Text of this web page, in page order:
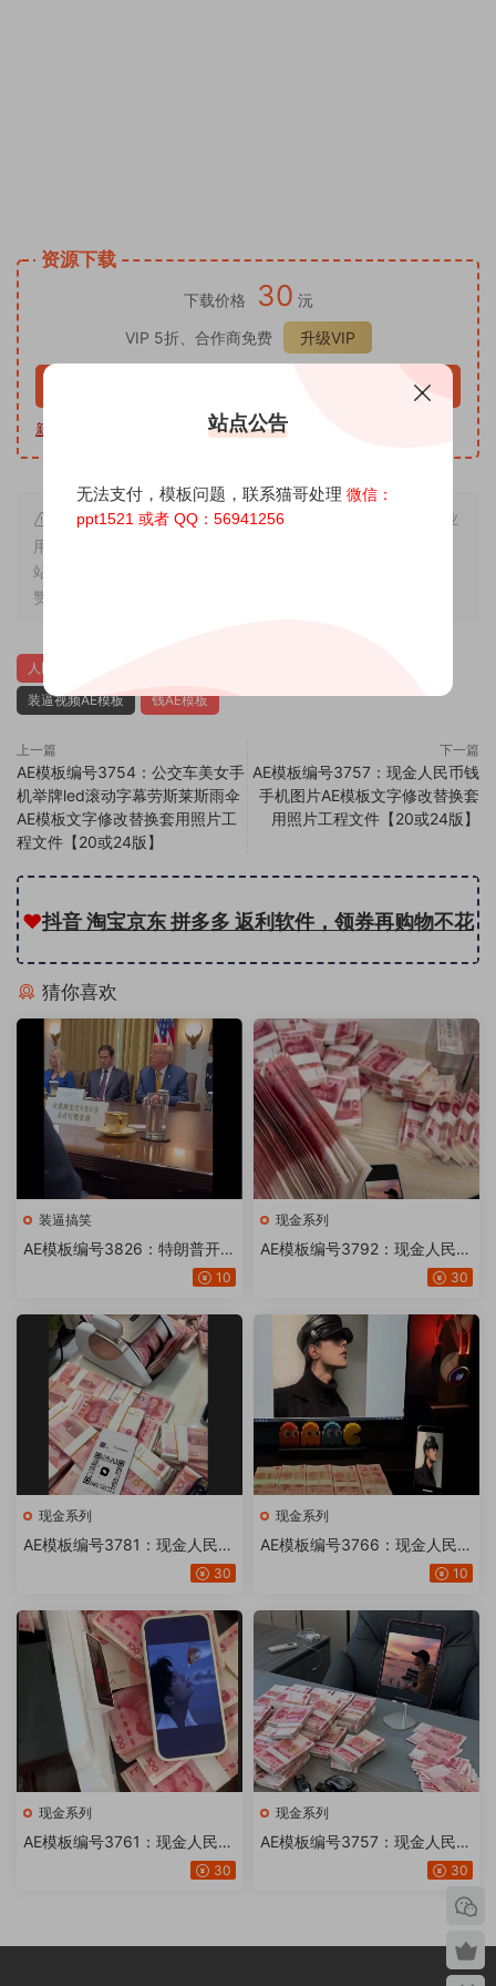
资源下载
下载价格 30 沅
VIP 5折、合作商免费
升级VIP
新手教程 视频代做|一对一指导
本站内容来源于互联网搬运，仅作学习交流，严禁用于商业
用途，若因非法使用引起的纠纷一切后果由使用者承担，与本
站无关，所收取的费用是用来维系站点运营，性质为买家友情
赞助和打赏，下单购买者即默认为同意本申明
人民币AE模板
装逼视频AE模板
钱AE模板
上一篇
AE模板编号3754：公交车美女手
机举牌led滚动字幕劳斯莱斯雨伞
AE模板文字修改替换套用照片工
程文件【20或24版】
下一篇
AE模板编号3757：现金人民币钱
手机图片AE模板文字修改替换套
用照片工程文件【20或24版】
❤抖音 淘宝京东 拼多多 返利软件，领券再购物不花
猜你喜欢
装逼搞笑
AE模板编号3826：特朗普开会
10
现金系列
AE模板编号3792：现金人民币
钱手机画面AE模板文字修改替
换套用照片工程文件【20或24
版】
30
现金系列
AE模板编号3781：现金人民币
钱点钞机2部手机画面AE模板
文字修改替换套用照片工程文
件生成器软件【20或24版】
30
现金系列
AE模板编号3766：现金人民币
钱电脑手机画面AE模板文字修
改替换套用照片工程文件软件
生成器【21版】
10
现金系列
AE模板编号3761：现金人民币
钱手机画面AE模板文字修改替
换套用照片工程文件【20或24
30
现金系列
AE模板编号3757：现金人民币
钱手机图片AE模板文字修改替
换套用照片工程文件【20或24
30
站点公告
无法支付，模板问题，联系猫哥处理 微信：
ppt1521 或者 QQ：56941256